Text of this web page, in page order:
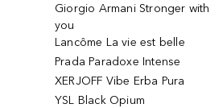
Giorgio Armani Stronger with
you
Lancôme La vie est belle
Prada Paradoxe Intense
XERJOFF Vibe Erba Pura
YSL Black Opium